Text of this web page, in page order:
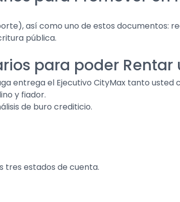
así como uno de estos documentos:
pública.
para poder
entrega el Ejecutivo CityMax tanto usted
y fiador.
de buro crediticio.
tres estados de cuenta.